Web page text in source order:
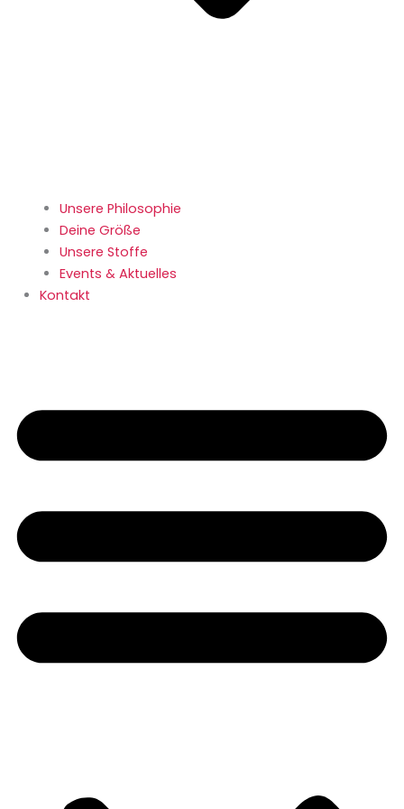
Unsere Philosophie
Deine Größe
Unsere Stoffe
Events & Aktuelles
Kontakt